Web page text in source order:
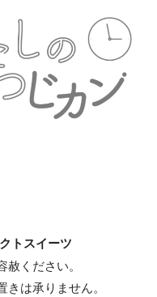
トスイーツ
ください。
は承りません。